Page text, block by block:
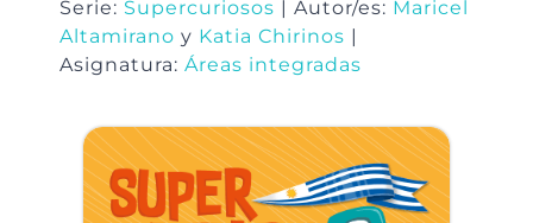
Serie: Supercuriosos | Autor/es: Maricel
Altamirano y Katia Chirinos
Asignatura: Áreas integradas